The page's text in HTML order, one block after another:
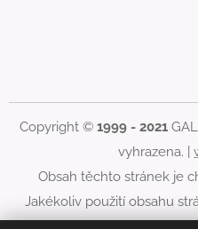
Copyright © 1999 - 2021
vyhrazena. |
Obsah těchto stránek je
Jakékoliv použití obsahu